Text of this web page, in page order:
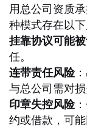
用总公司资质
种模式存在以下
挂靠协议可能
任。
连带责任风险
与总公司需对损
印章失控风险
约或借款，可